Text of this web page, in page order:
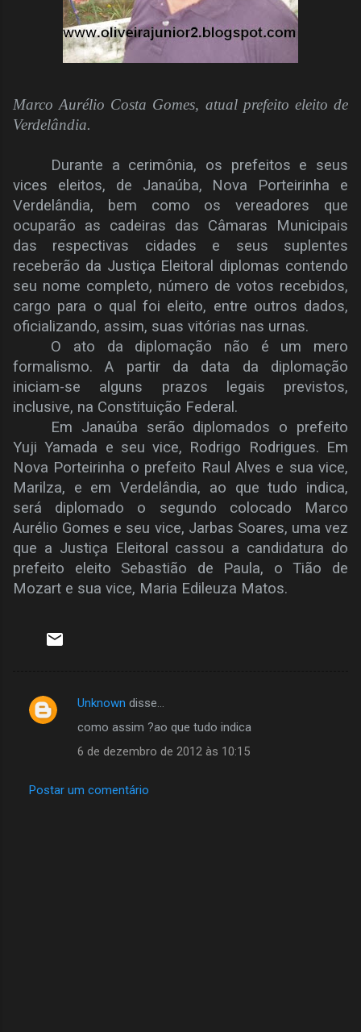
Marco Aurélio Costa Gomes, atual prefeito eleito de
Verdelândia.
Durante a cerimônia, os prefeitos e seus
vices eleitos, de Janaúba, Nova Porteirinha e
Verdelândia, bem como os vereadores que
ocuparão as cadeiras das Câmaras Municipais
das respectivas cidades e seus suplentes
receberão da Justiça Eleitoral diplomas contendo
seu nome completo, número de votos recebidos,
cargo para o qual foi eleito, entre outros dados,
oficializando, assim, suas vitórias nas urnas.
O ato da diplomação não é um mero
formalismo. A partir da data da diplomação
iniciam-se alguns prazos legais previstos,
inclusive, na Constituição Federal.
Em Janaúba serão diplomados o prefeito
Yuji Yamada e seu vice, Rodrigo Rodrigues. Em
Nova Porteirinha o prefeito Raul Alves e sua vice,
Marilza, e em Verdelândia, ao que tudo indica,
será diplomado o segundo colocado Marco
Aurélio Gomes e seu vice, Jarbas Soares, uma vez
que a Justiça Eleitoral cassou a candidatura do
prefeito eleito Sebastião de Paula, o Tião de
Mozart e sua vice, Maria Edileuza Matos.
C
Unknown disse…
como assim ?ao que tudo indica
6 de dezembro de 2012 às 10:15
Postar um comentário